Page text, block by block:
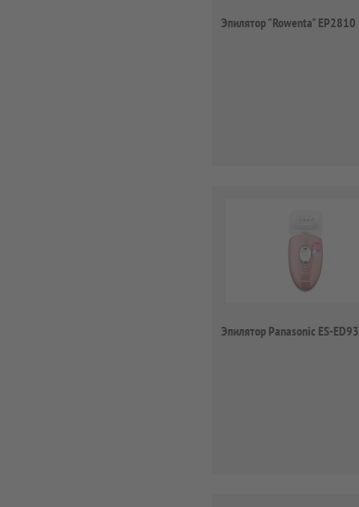
Эпилятор "Rowenta" EP2810
Эпилятор Panasonic ES-